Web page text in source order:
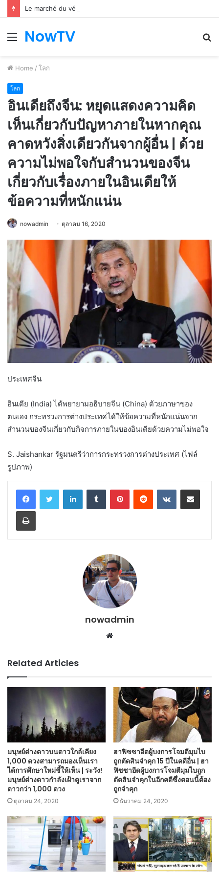
Le marché du véhicule d’occasion en plein essor
Menu
NowTV
Home / โลก
โลก
อินเดียถึงจีน: หยุดแสดงความคิด
เห็นเกี่ยวกับปัญหาภายในหากคุณ
คาดหวังสิ่งเดียวกันจากผู้อื่น | ด้วย
ความไม่พอใจกับสำนวนของจีน
เกี่ยวกับเรื่องภายในอินเดียให้
ข้อความที่หนักแน่น
nowadmin ตุลาคม 16, 2020
ประเทศจีน
อินเดีย (India) ได้พยายามอธิบายจีน (China) ด้วยภาษาของ
ตนเอง กระทรวงการต่างประเทศได้ให้ข้อความที่หนักแน่นจาก
สำนวนของจีนเกี่ยวกับกิจการภายในของอินเดียด้วยความไม่พอใจ
S. Jaishankar รัฐมนตรีว่าการกระทรวงการต่างประเทศ (ไฟล์
รูปภาพ)
LinkedInTumblr PinterestReddit VKontakteShare via Email
Print
nowadmin
Website
Related Articles
มนุษย์ต่างดาวบนดาวใกล้เคียง
1,000 ดวงสามารถมองเห็นเรา
ได้การศึกษาใหม่ชี้ให้เห็น | ระวัง!
มนุษย์ต่างดาวกำลังเฝ้าดูเราจาก
ดาวกว่า 1,000 ดวง
ตุลาคม 24, 2020
ฮาฟิซซาอีดผู้บงการโจมตีมุมไบ
ถูกตัดสินจำคุก 15 ปีในคดีอื่น | ฮา
ฟิซซาอีดผู้บงการโจมตีมุมไบถูก
ตัดสินจำคุกในอีกคดีซึ่งตอนนี้ต้อง
ถูกจำคุก
ธันวาคม 24, 2020